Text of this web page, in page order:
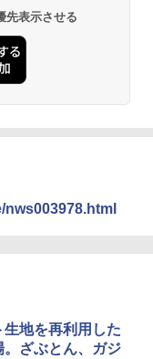
冷凍 空間倍増 衛生的
ち
ャンプ・アウトドア・
緊急時用 日本国内発
先表示させる
地を再利用した
ざぶとん、ガジ